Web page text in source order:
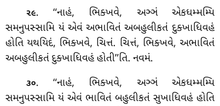
૨૯. ‘‘નાહં, ભિક્ખવે, અઞ્ઞં એકધમ્મમ્પિ
સમનુપસ્સામિ યં એવં અભાવિતં અબહુલીકતં દુક્ખાધિવહં
હોતિ યથયિદં, ભિક્ખવે, ચિત્તં. ચિત્તં, ભિક્ખવે, અભાવિતં
અબહુલીકતં દુક્ખાધિવહં હોતી’’તિ. નવમં.
૩૦. ‘‘નાહં, ભિક્ખવે, અઞ્ઞં એકધમ્મમ્પિ
સમનુપસ્સામિ યં એવં ભાવિતં બહુલીકતં સુખાધિવહં હોતિ